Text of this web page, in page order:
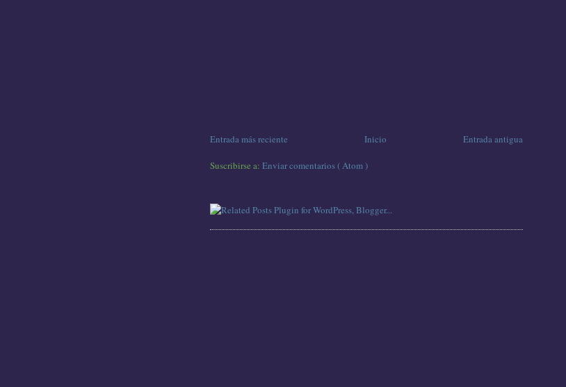
Entrada más reciente Entrada antigua
Inicio
Suscribirse a: Enviar comentarios ( Atom )